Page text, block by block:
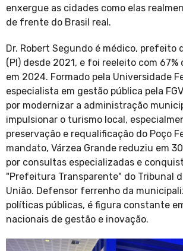
enxergue as cidades como elas
de frente do Brasil real.
Dr. Robert Segundo é médico, prefeito
(PI) desde 2021, e foi reeleito com
em 2024. Formado pela Universidade
especialista em gestão pública pela
por modernizar a administração
impulsionar o turismo local,
preservação e requalificação do Poço
mandato, Várzea Grande reduziu em
por consultas especializadas e
"Prefeitura Transparente" do Tribunal
União. Defensor ferrenho da
políticas públicas, é figura constante
nacionais de gestão e inovação.